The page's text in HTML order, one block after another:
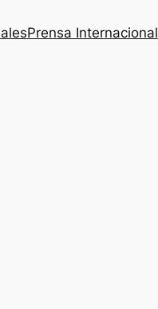
Prensa Internacional